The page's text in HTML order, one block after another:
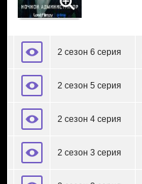
2 сезон 6 серия
2 сезон 5 серия
2 сезон 4 серия
2 сезон 3 серия